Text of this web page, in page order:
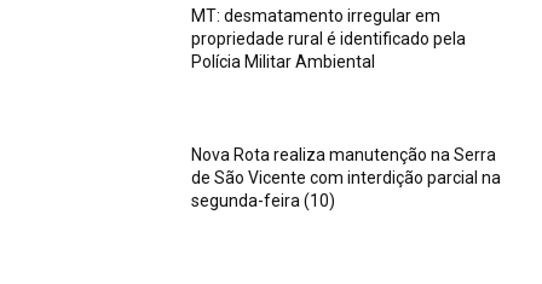
MT: desmatamento irregular em
propriedade rural é identificado pela
Polícia Militar Ambiental
Nova Rota realiza manutenção na Serra
de São Vicente com interdição parcial na
segunda-feira (10)